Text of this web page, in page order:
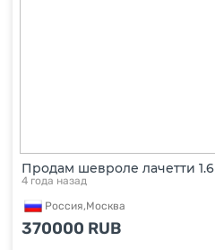
Продам шевроле лачетти 1.6
4 года назад
Россия,Москва
370000 RUB